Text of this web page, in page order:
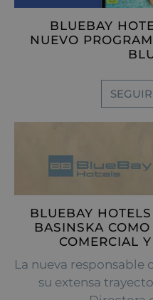
BLUEBAY
NUEVO
BLUEBAY
BASINSKA
COMERCIAL
La nueva responsable
su extensa